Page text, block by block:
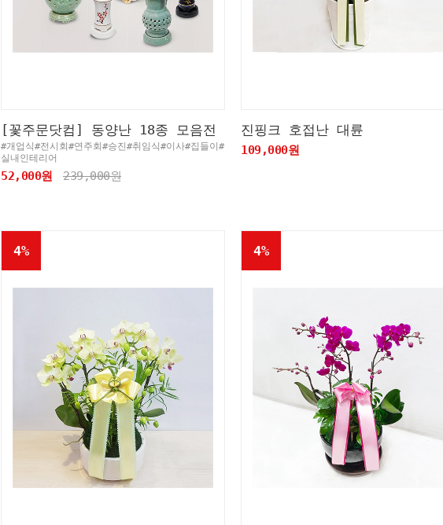
[꽃주문닷컴] 동양난 18종 모음전
#개업식#전시회#연주회#승진#취임식#이사#집들이#
실내인테리어
52,000원 239,000원
진핑크 호접난 대륜
109,000원
4% 4%